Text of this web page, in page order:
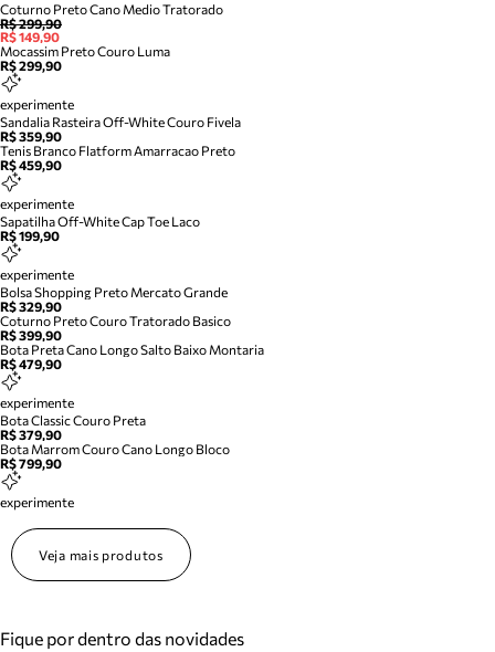
Coturno Preto Cano Medio Tratorado
R$ 299,90
R$ 149,90
Mocassim Preto Couro Luma
R$ 299,90
experimente
Sandalia Rasteira Off-White Couro Fivela
R$ 359,90
Tenis Branco Flatform Amarracao Preto
R$ 459,90
experimente
Sapatilha Off-White Cap Toe Laco
R$ 199,90
experimente
Bolsa Shopping Preto Mercato Grande
R$ 329,90
Coturno Preto Couro Tratorado Basico
R$ 399,90
Bota Preta Cano Longo Salto Baixo Montaria
R$ 479,90
experimente
Bota Classic Couro Preta
R$ 379,90
Bota Marrom Couro Cano Longo Bloco
R$ 799,90
experimente
Veja mais produtos
Fique por dentro das novidades